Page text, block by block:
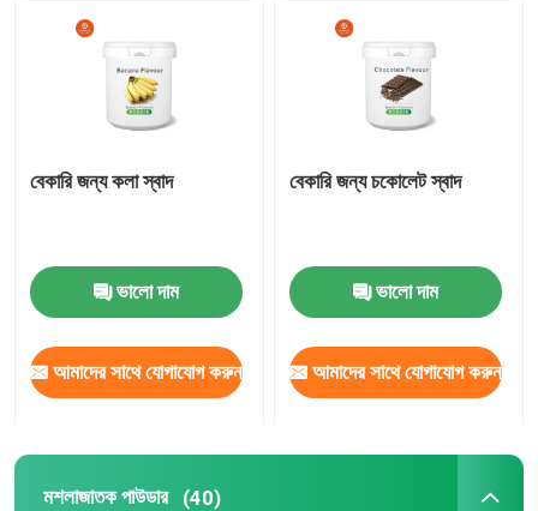
বেকারি জন্য কলা স্বাদ
ভালো দাম
আমাদের সাথে যোগাযোগ করুন
বেকারি জন্য চকোলেট স্বাদ
ভালো দাম
আমাদের সাথে যোগাযোগ করুন
মশলাজাতক পাউডার (40)